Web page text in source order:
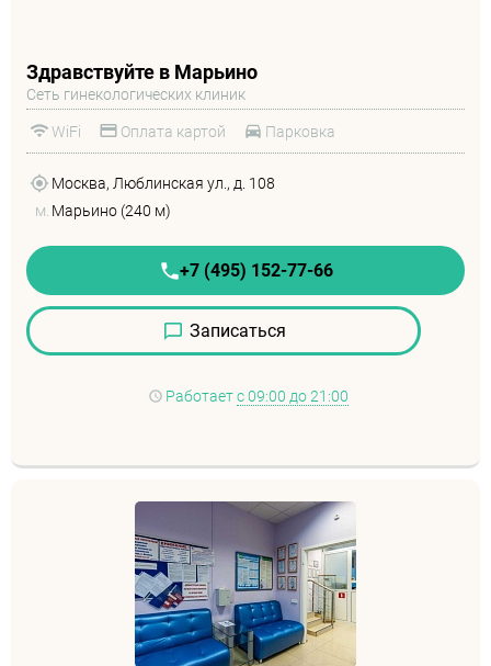
Здравствуйте в Марьино
Сеть гинекологических клиник
WiFi Оплата картой Парковка
Москва, Люблинская ул., д. 108
м. Марьино (240 м)
+7 (495) 152-77-66
Записаться
Работаетс 09:00 до 21:00